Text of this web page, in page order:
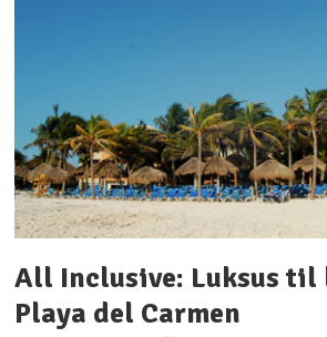
All Inclusive: Luksus
Playa del Carmen